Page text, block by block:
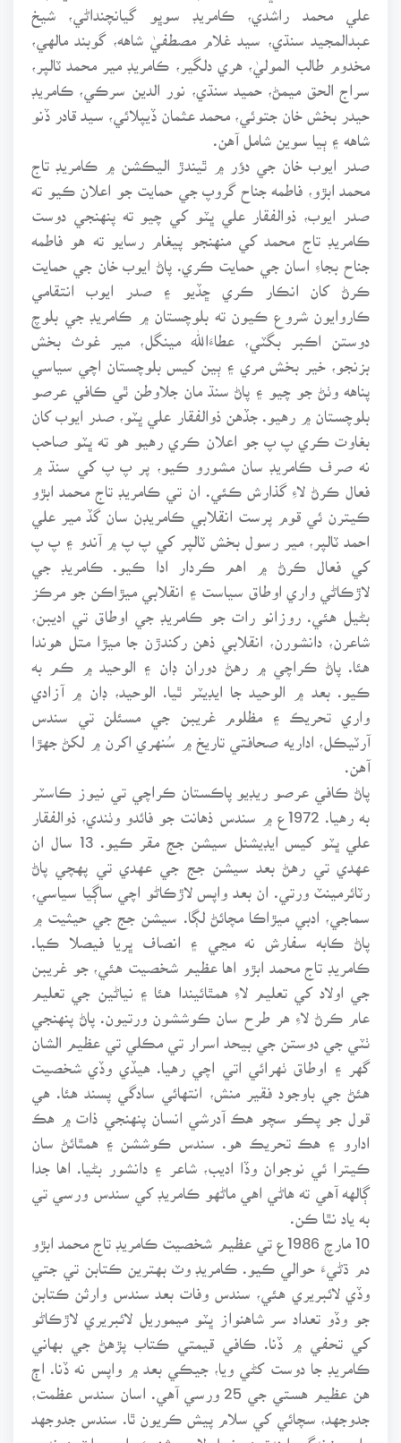
علي محمد راشدي، ڪامريڊ سوڀو گيانچنداڻي، شيخ
عبدالمجيد سنڌي، سيد غلام مصطفيٰ شاهه، گوبند مالهي،
مخدوم طالب الموليٰ، هري دلگير، ڪامريڊ مير محمد ٽالپر،
سراج الحق ميمڻ، حميد سنڌي، نور الدين سرڪي، ڪامريڊ
حيدر بخش خان جتوئي، محمد عثمان ڏيپلائي، سيد قادر ڏنو
شاهه ۽ ٻيا سوين شامل آهن.
صدر ايوب خان جي دؤر ۾ ٿيندڙ اليڪشن ۾ ڪامريڊ تاج
محمد ابڙو، فاطمه جناح گروپ جي حمايت جو اعلان ڪيو ته
صدر ايوب، ذوالفقار علي ڀٽو کي چيو ته پنهنجي دوست
ڪامريڊ تاج محمد کي منهنجو پيغام رسايو ته هو فاطمه
جناح بجاءِ اسان جي حمايت ڪري. پاڻ ايوب خان جي حمايت
ڪرڻ کان انڪار ڪري ڇڏيو ۽ صدر ايوب انتقامي
ڪاروايون شروع ڪيون ته بلوچستان ۾ ڪامريڊ جي بلوچ
دوستن اڪبر بگٽي، عطاءَالله مينگل، مير غوث بخش
بزنجو، خير بخش مري ۽ ٻين کيس بلوچستان اچي سياسي
پناهه وٺڻ جو چيو ۽ پاڻ سنڌ مان جلاوطن ٿي ڪافي عرصو
بلوچستان ۾ رهيو. جڏهن ذوالفقار علي ڀٽو، صدر ايوب کان
بغاوت ڪري پ پ جو اعلان ڪري رهيو هو ته ڀٽو صاحب
نه صرف ڪامريڊ سان مشورو ڪيو، پر پ پ کي سنڌ ۾
فعال ڪرڻ لاءِ گذارش ڪئي. ان تي ڪامريڊ تاج محمد ابڙو
ڪيترن ئي قوم پرست انقلابي ڪامريڊن سان گڏ مير علي
احمد ٽالپر، مير رسول بخش ٽالپر کي پ پ ۾ آندو ۽ پ پ
کي فعال ڪرڻ ۾ اهم ڪردار ادا ڪيو. ڪامريڊ جي
لاڙڪاڻي واري اوطاق سياست ۽ انقلابي ميڙاڪن جو مرڪز
بڻيل هئي. روزانو رات جو ڪامريڊ جي اوطاق تي اديبن،
شاعرن، دانشورن، انقلابي ذهن رکندڙن جا ميڙا متل هوندا
هئا. پاڻ ڪراچي ۾ رهڻ دوران ڊان ۽ الوحيد ۾ ڪم به
ڪيو. بعد ۾ الوحيد جا ايڊيٽر ٿيا. الوحيد، ڊان ۾ آزادي
واري تحريڪ ۽ مظلوم غريبن جي مسئلن تي سندس
آرٽيڪل، اداريه صحافتي تاريخ ۾ سُنهري اکرن ۾ لکڻ جهڙا
آهن.
پاڻ ڪافي عرصو ريڊيو پاڪستان ڪراچي تي نيوز ڪاسٽر
به رهيا. 1972ع ۾ سندس ذهانت جو فائدو وٺندي، ذوالفقار
علي ڀٽو کيس ايڊيشنل سيشن جج مقر ڪيو. 13 سال ان
عهدي تي رهڻ بعد سيشن جج جي عهدي تي پهچي پاڻ
رٽائرمينٽ ورتي. ان بعد واپس لاڙڪاڻو اچي ساڳيا سياسي،
سماجي، ادبي ميڙاڪا مچائڻ لڳا. سيشن جج جي حيثيت ۾
پاڻ ڪابه سفارش نه مڃي ۽ انصاف ڀريا فيصلا ڪيا.
ڪامريڊ تاج محمد ابڙو اها عظيم شخصيت هئي، جو غريبن
جي اولاد کي تعليم لاءِ همٿائيندا هئا ۽ نياڻين جي تعليم
عام ڪرڻ لاءِ هر طرح سان ڪوششون ورتيون. پاڻ پنهنجي
ٺٽي جي دوستن جي بيحد اسرار تي مڪلي تي عظيم الشان
گهر ۽ اوطاق ٺهرائي اتي اچي رهيا. هيڏي وڏي شخصيت
هئڻ جي باوجود فقير منش، انتهائي سادگي پسند هئا. هي
قول جو پڪو سچو هڪ آدرشي انسان پنهنجي ذات ۾ هڪ
ادارو ۽ هڪ تحريڪ هو. سندس ڪوششن ۽ همٿائڻ سان
ڪيترا ئي نوجوان وڏا اديب، شاعر ۽ دانشور بڻيا. اها جدا
ڳالهه آهي ته هاڻي اهي ماڻهو ڪامريڊ کي سندس ورسي تي
به ياد نٿا ڪن.
10 مارچ 1986ع تي عظيم شخصيت ڪامريڊ تاج محمد ابڙو
دم ڌڻيءَ حوالي ڪيو. ڪامريڊ وٽ بهترين ڪتابن تي جتي
وڏي لائبريري هئي، سندس وفات بعد سندس وارثن ڪتابن
جو وڏو تعداد سر شاهنواز ڀٽو ميموريل لائبريري لاڙڪاڻو
کي تحفي ۾ ڏنا. ڪافي قيمتي ڪتاب پڙهڻ جي بهاني
ڪامريڊ جا دوست کڻي ويا، جيڪي بعد ۾ واپس نه ڏنا. اڄ
هن عظيم هستي جي 25 ورسي آهي. اسان سندس عظمت،
جدوجهد، سچائي کي سلام پيش ڪريون ٿا. سندس جدوجهد
واري زندگي ايندڙ هر نسل لاءِ روشنيءَ واري واٽ هوندي.